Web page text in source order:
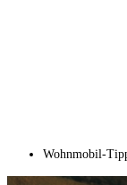
Wohnmobil-